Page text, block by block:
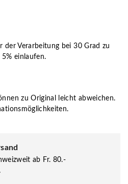
Verarbeitung bei 30 Grad zu
einlaufen.
zu Original leicht abweichen.
ab Fr. 80.-